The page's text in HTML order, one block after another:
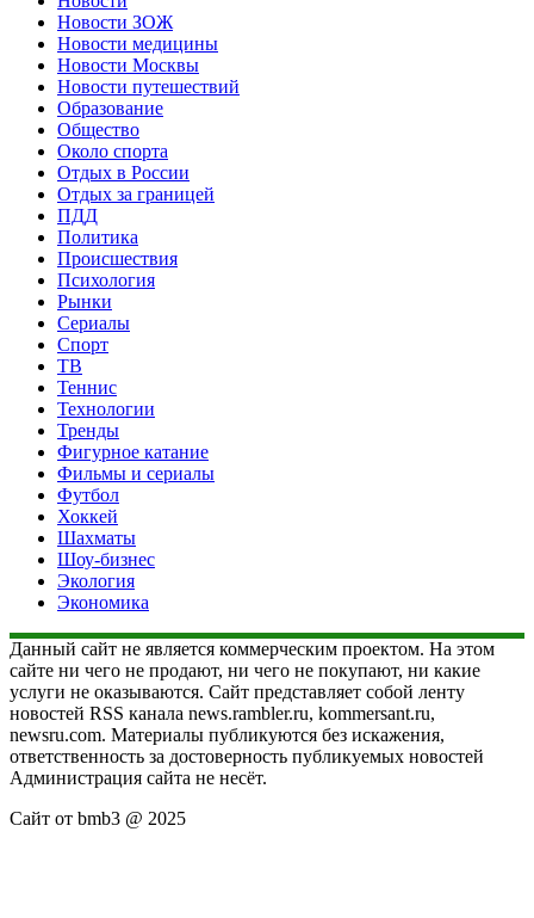
Новости ЗОЖ
Новости медицины
Новости Москвы
Новости путешествий
Образование
Общество
Около спорта
Отдых в России
Отдых за границей
ПДД
Политика
Происшествия
Психология
Рынки
Сериалы
Спорт
ТВ
Теннис
Технологии
Тренды
Фигурное катание
Фильмы и сериалы
Футбол
Хоккей
Шахматы
Шоу-бизнес
Экология
Экономика
Данный сайт не является коммерческим проектом. На этом
сайте ни чего не продают, ни чего не покупают, ни какие
услуги не оказываются. Сайт представляет собой ленту
новостей RSS канала news.rambler.ru, kommersant.ru,
newsru.com. Материалы публикуются без искажения,
ответственность за достоверность публикуемых новостей
Администрация сайта не несёт.
Сайт от bmb3 @ 2025